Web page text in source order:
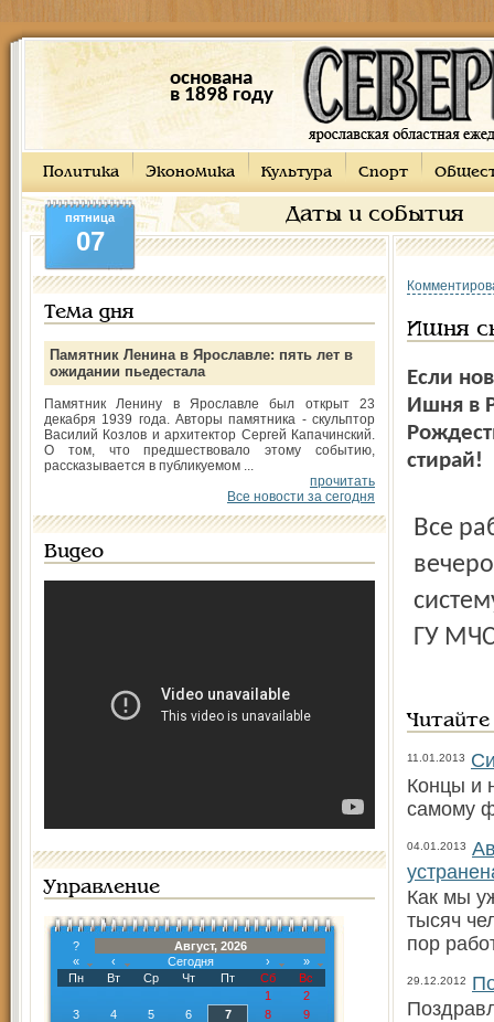
основана
в 1898 году
Политика Экономика Культура Спорт
Даты и события
пятница
07
Тема дня
Памятник Ленина в Ярославле: пять лет в
ожидании пьедестала
Памятник Ленину в Ярославле был открыт 23
декабря 1939 года. Авторы памятника - скульптор
Василий Козлов и архитектор Сергей Капачинский.
О том, что предшествовало этому событию,
рассказывается в публикуемом ...
прочитать
Все новости за сегодня
Видео
Управление
?
Август, 2026
«
‹ Сегодня ›
»
Пн
Вт Ср Чт Пт Сб
Вс
1
2
3
4 5 6 7 8
9
Ишня
Если
Ишня в
стирай!
Все работы по ремонту водопровода были завершены
ГУ
11.01.2013
Концы и
самому
04.01.2013
Как мы
тысяч
пор
29.12.2012